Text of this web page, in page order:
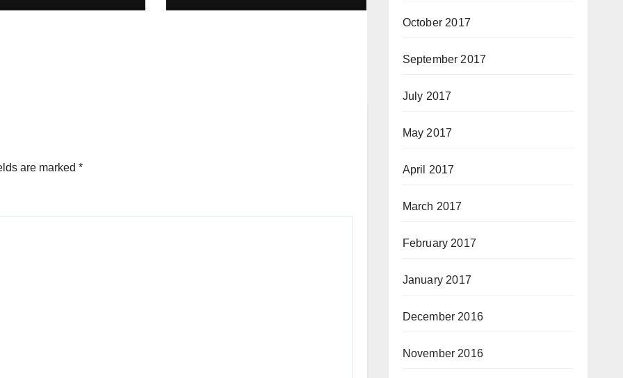
are marked *
October 2017
September 2017
July 2017
May 2017
April 2017
March 2017
February 2017
January 2017
December 2016
November 2016